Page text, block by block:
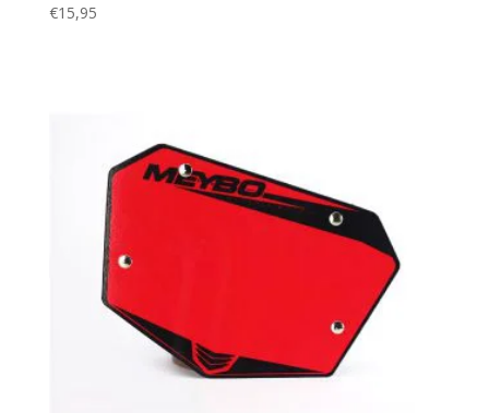
€15,95